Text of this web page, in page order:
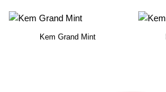
Kem Grand Mint